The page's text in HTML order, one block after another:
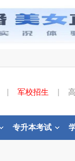
军校招生
专升本考试